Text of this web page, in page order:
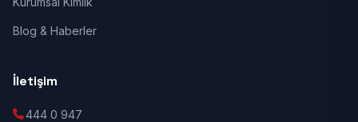
Blog & Haberler
İletişim
444 0 947